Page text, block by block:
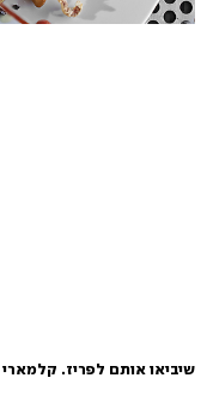
שיביאו אותם לפריז. קלמארי